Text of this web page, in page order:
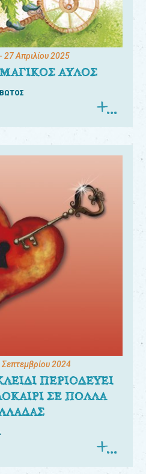
- 27 Απριλίου 2025
ΑΥΛΟΣ
2024
ΠΕΡΙΟΔΕΥΕΙ
ΣΕ ΠΟΛΛΑ